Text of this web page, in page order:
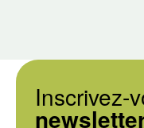
Inscrivez-